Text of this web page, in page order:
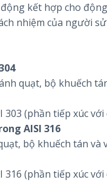
kết hợp cho
nhiệm của người
quạt, bộ khuếch
303 (phần tiếp xúc
AISI 316
bộ khuếch tán và
316 (phần tiếp xúc